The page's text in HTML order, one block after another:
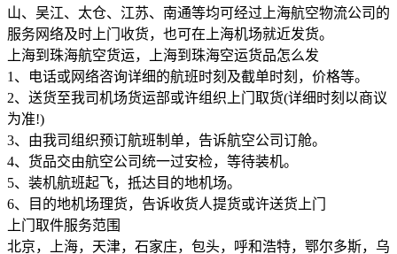
山、吴江、太仓、江苏、南通等均可经过上海航空物流公司的
服务网络及时上门收货，也可在上海机场就近发货。
上海到珠海航空货运，上海到珠海空运货品怎么发
1、电话或网络咨询详细的航班时刻及截单时刻，价格等。
2、送货至我司机场货运部或许组织上门取货(详细时刻以商议
为准!)
3、由我司组织预订航班制单，告诉航空公司订舱。
4、货品交由航空公司统一过安检，等待装机。
5、装机航班起飞，抵达目的地机场。
6、目的地机场理货，告诉收货人提货或许送货上门
上门取件服务范围
北京，上海，天津，石家庄，包头，呼和浩特，鄂尔多斯，乌